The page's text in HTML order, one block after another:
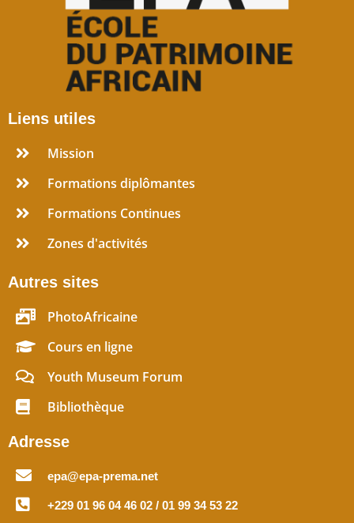
Liens utiles
Mission
Formations diplômantes
Formations Continues
Zones d'activités
Autres sites
PhotoAfricaine
Cours en ligne
Youth Museum Forum
Bibliothèque
Adresse
epa@epa-prema.net
+229 01 96 04 46 02 / 01 99 34 53 22